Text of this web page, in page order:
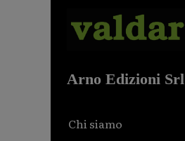
Arno Edizioni Srl
Chi siamo